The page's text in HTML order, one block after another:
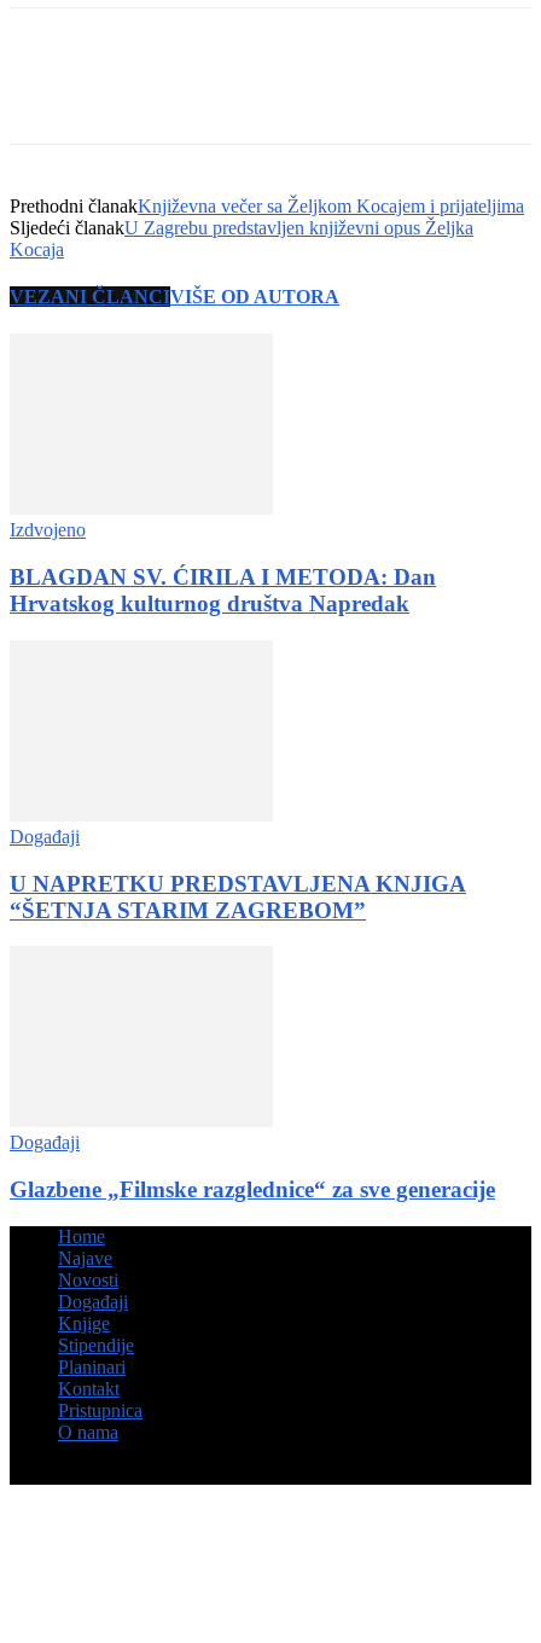
Prethodni članakKnjiževna večer sa Željkom Kocajem i prijateljima
Sljedeći članakU Zagrebu predstavljen književni opus Željka
Kocaja
VEZANI ČLANCIVIŠE OD AUTORA
Izdvojeno
BLAGDAN SV. ĆIRILA I METODA: Dan
Hrvatskog kulturnog društva Napredak
Događaji
U NAPRETKU PREDSTAVLJENA KNJIGA
“ŠETNJA STARIM ZAGREBOM”
Događaji
Glazbene „Filmske razglednice“ za sve generacije
Home
Najave
Novosti
Događaji
Knjige
Stipendije
Planinari
Kontakt
Pristupnica
O nama